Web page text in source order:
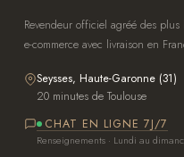
Revendeur officiel agréé des
e-commerce avec livraison en
Seysses, Haute-Garonne (31)
20 minutes de Toulouse
CHAT EN LIGNE 7J/7
Renseignements · Lundi au